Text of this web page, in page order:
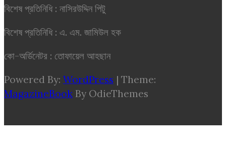
বিশেষ প্রতিনিধি : নাসিরউদ্দিন পিটু
বিশেষ প্রতিনিধি : এ. এম. জামিউল হক
কো-অর্ডিনেটর : তোফায়েল আহছান
Powered By: WordPress | Theme:
MagazineBook By OdieThemes